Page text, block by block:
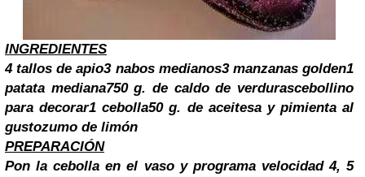
INGREDIENTES
4 tallos de apio3 nabos medianos3 manzanas golden1
patata mediana750 g. de caldo de verdurascebollino
para decorar1 cebolla50 g. de aceitesa y pimienta al
gustozumo de limón
PREPARACIÓN
Pon la cebolla en el vaso y programa velocidad 4, 5